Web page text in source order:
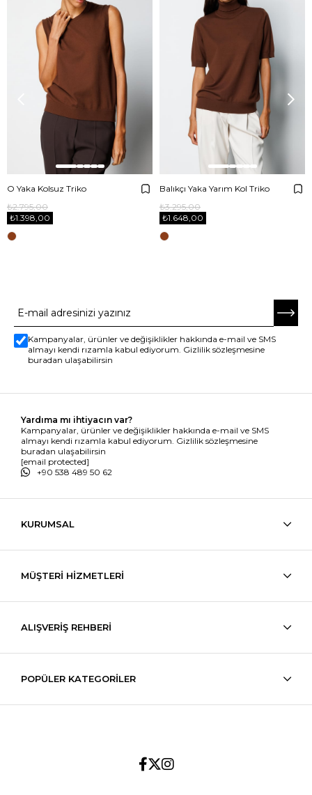
O Yaka Kolsuz Triko
₺1.398,00
₺2.795,00
Balıkçı Yaka Yarım Kol Triko
₺1.648,00
₺3.295,00
Kampanyalar, ürünler ve değişiklikler hakkında e-mail ve SMS
almayı kendi rızamla kabul ediyorum. Gizlilik sözleşmesine
buradan ulaşabilirsin
Yardıma mı ihtiyacın var?
Kampanyalar, ürünler ve değişiklikler hakkında e-mail ve SMS
almayı kendi rızamla kabul ediyorum. Gizlilik sözleşmesine
buradan ulaşabilirsin
[email protected]
+90 538 489 50 62
KURUMSAL
MÜŞTERİ HİZMETLERİ
ALIŞVERİŞ REHBERİ
POPÜLER KATEGORİLER